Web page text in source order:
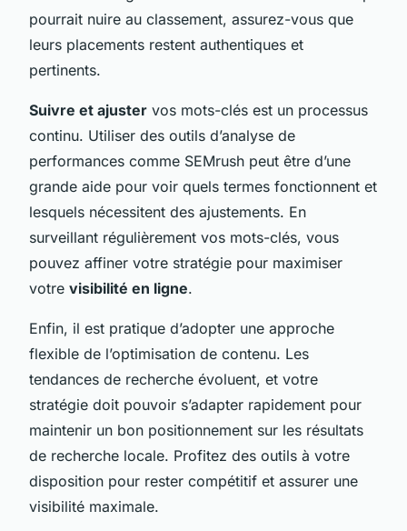
pourrait nuire au classement, assurez-vous que
leurs placements restent authentiques et
pertinents.
Suivre et ajuster vos mots-clés est un processus
continu. Utiliser des outils d’analyse de
performances comme SEMrush peut être d’une
grande aide pour voir quels termes fonctionnent et
lesquels nécessitent des ajustements. En
surveillant régulièrement vos mots-clés, vous
pouvez affiner votre stratégie pour maximiser
votre visibilité en ligne.
Enfin, il est pratique d’adopter une approche
flexible de l’optimisation de contenu. Les
tendances de recherche évoluent, et votre
stratégie doit pouvoir s’adapter rapidement pour
maintenir un bon positionnement sur les résultats
de recherche locale. Profitez des outils à votre
disposition pour rester compétitif et assurer une
visibilité maximale.